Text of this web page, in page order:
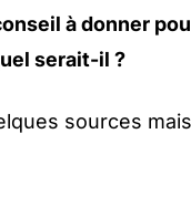
à donner
serait-il ?
sources